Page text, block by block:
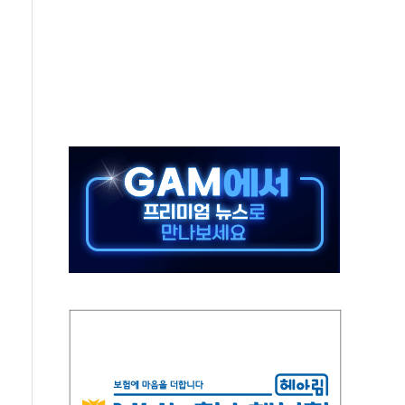
상승으로 피서객 7명 고립…전원 구조
멍' 운영…페르세우스 유성우 관측
기 방지법' 전면 재검토 지시